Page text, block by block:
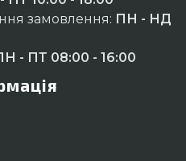
замовлення: ПН - НД
- ПТ 08:00 - 16:00